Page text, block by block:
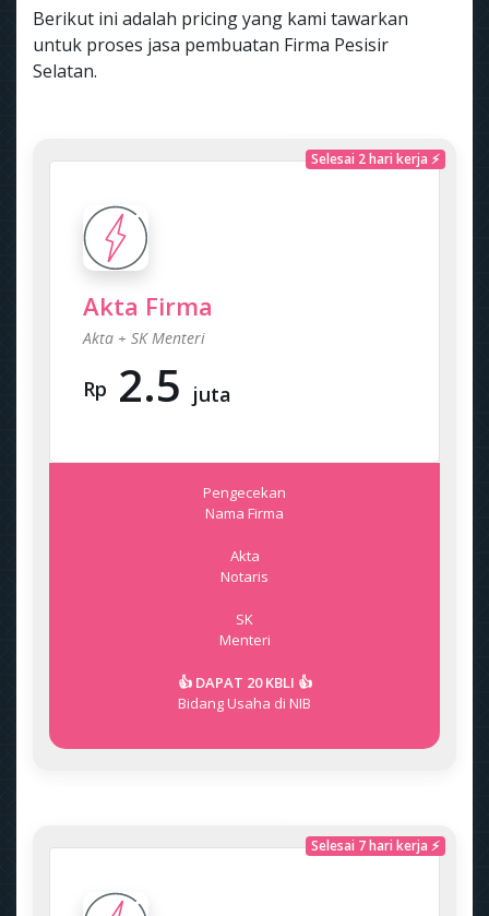
Berikut ini adalah pricing yang kami tawarkan
untuk proses jasa pembuatan Firma Pesisir
Selatan.
Selesai 2 hari kerja ⚡
Akta Firma
Akta + SK Menteri
Rp 2.5 juta
Pengecekan
Nama Firma
Akta
Notaris
SK
Menteri
👍 DAPAT 20 KBLI 👍
Bidang Usaha di NIB
Selesai 7 hari kerja ⚡